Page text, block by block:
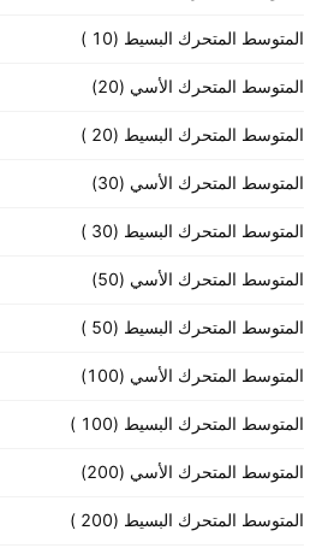
المتوسط المتحرك البسيط (‎10‎ )
المتوسط المتحرك الأسي (‎20‎)
المتوسط المتحرك البسيط (‎20‎ )
المتوسط المتحرك الأسي (‎30‎)
المتوسط المتحرك البسيط (‎30‎ )
المتوسط المتحرك الأسي (‎50‎)
المتوسط المتحرك البسيط (‎50‎ )
المتوسط المتحرك الأسي (‎100‎)
المتوسط المتحرك البسيط (‎100‎ )
المتوسط المتحرك الأسي (‎200‎)
المتوسط المتحرك البسيط (‎200‎ )